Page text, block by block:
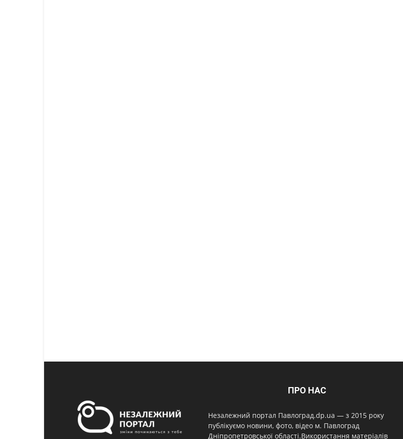
ПРО НАС
Незалежний портал Павлоград.dp.ua — з 2015 року
публікуємо новини, фото, відео м. Павлоград
Дніпропетровської області.Використання матеріалів